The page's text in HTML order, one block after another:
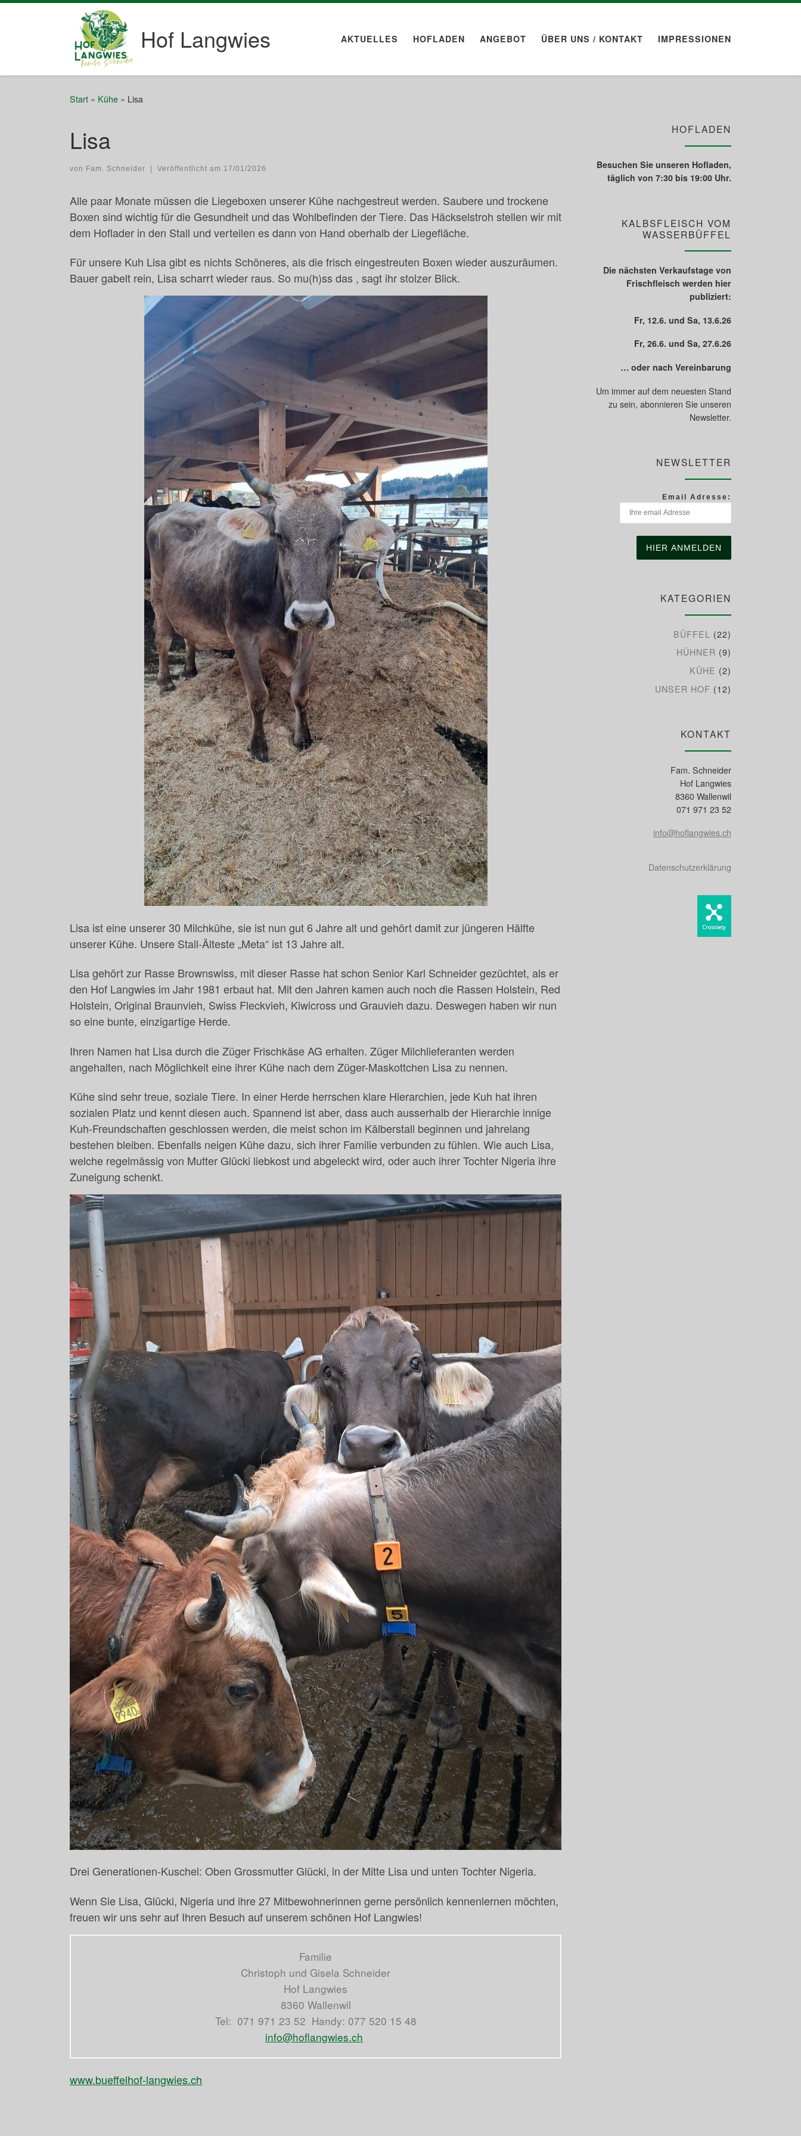
Zum Inhalt springen
Hof Langwies AKTUELLES HOFLADEN ANGEBOT ÜBER UNS / KONTAKT IMPRESSIONEN
Start » Kühe » Lisa
Lisa
von Fam. Schneider Veröffentlicht am 17/01/2026
Alle paar Monate müssen die Liegeboxen unserer Kühe nachgestreut werden. Saubere und trockene
Boxen sind wichtig für die Gesundheit und das Wohlbefinden der Tiere. Das Häckselstroh stellen wir mit
dem Hoflader in den Stall und verteilen es dann von Hand oberhalb der Liegefläche.
Für unsere Kuh Lisa gibt es nichts Schöneres, als die frisch eingestreuten Boxen wieder auszuräumen.
Bauer gabelt rein, Lisa scharrt wieder raus. So mu(h)ss das , sagt ihr stolzer Blick.
Lisa ist eine unserer 30 Milchkühe, sie ist nun gut 6 Jahre alt und gehört damit zur jüngeren Hälfte
unserer Kühe. Unsere Stall-Älteste „Meta“ ist 13 Jahre alt.
Lisa gehört zur Rasse Brownswiss, mit dieser Rasse hat schon Senior Karl Schneider gezüchtet, als er
den Hof Langwies im Jahr 1981 erbaut hat. Mit den Jahren kamen auch noch die Rassen Holstein, Red
Holstein, Original Braunvieh, Swiss Fleckvieh, Kiwicross und Grauvieh dazu. Deswegen haben wir nun
so eine bunte, einzigartige Herde.
Ihren Namen hat Lisa durch die Züger Frischkäse AG erhalten. Züger Milchlieferanten werden
angehalten, nach Möglichkeit eine ihrer Kühe nach dem Züger-Maskottchen Lisa zu nennen.
Kühe sind sehr treue, soziale Tiere. In einer Herde herrschen klare Hierarchien, jede Kuh hat ihren
sozialen Platz und kennt diesen auch. Spannend ist aber, dass auch ausserhalb der Hierarchie innige
Kuh-Freundschaften geschlossen werden, die meist schon im Kälberstall beginnen und jahrelang
bestehen bleiben. Ebenfalls neigen Kühe dazu, sich ihrer Familie verbunden zu fühlen. Wie auch Lisa,
welche regelmässig von Mutter Glücki liebkost und abgeleckt wird, oder auch ihrer Tochter Nigeria ihre
Zuneigung schenkt.
Drei Generationen-Kuschel: Oben Grossmutter Glücki, in der Mitte Lisa und unten Tochter Nigeria.
Wenn Sie Lisa, Glücki, Nigeria und ihre 27 Mitbewohnerinnen gerne persönlich kennenlernen möchten,
freuen wir uns sehr auf Ihren Besuch auf unserem schönen Hof Langwies!
Familie
Christoph und Gisela Schneider
Hof Langwies
8360 Wallenwil
Tel: 071 971 23 52 Handy: 077 520 15 48
info@hoflangwies.ch
www.bueffelhof-langwies.ch
HOFLADEN
Besuchen Sie unseren Hofladen,
täglich von 7:30 bis 19:00 Uhr.
KALBSFLEISCH VOM
WASSERBÜFFEL
Die nächsten Verkaufstage von
Frischfleisch werden hier
publiziert:
Fr, 12.6. und Sa, 13.6.26
Fr, 26.6. und Sa, 27.6.26
… oder nach Vereinbarung
Um immer auf dem neuesten Stand
zu sein, abonnieren Sie unseren
Newsletter.
NEWSLETTER
Email Adresse:
KATEGORIEN
BÜFFEL (22)
HÜHNER (9)
KÜHE (2)
UNSER HOF (12)
KONTAKT
Fam. Schneider
Hof Langwies
8360 Wallenwil
071 971 23 52
info@hoflangwies.ch
Datenschutzerklärung